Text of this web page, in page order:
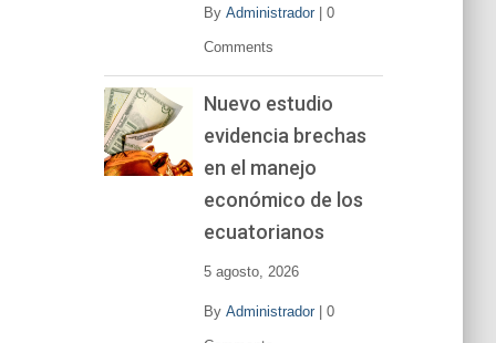
By Administrador| 0
Comments
Nuevo estudio
evidencia brechas
en el manejo
económico de los
ecuatorianos
5 agosto, 2026
By Administrador| 0